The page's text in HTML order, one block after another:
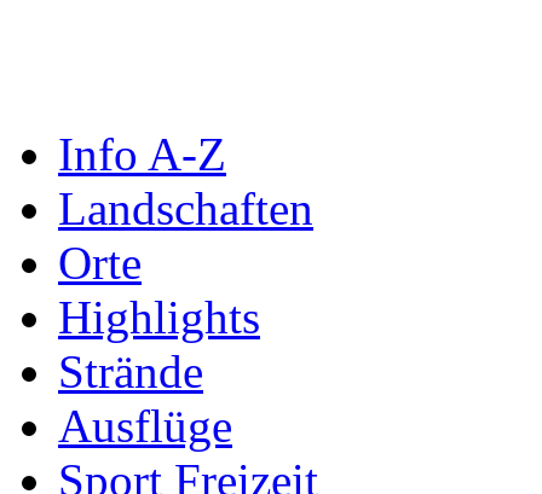
Info A-Z
Landschaften
Orte
Highlights
Strände
Ausflüge
Sport Freizeit